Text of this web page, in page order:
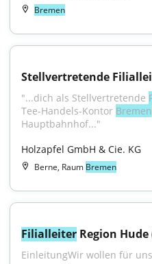
Bremen
Stellvertretende
"...dich als Stellvertretende
Tee-Handels-Kontor Bremen
Hauptbahnhof..."
Holzapfel GmbH & Cie. KG
Berne, Raum Bremen
Filialleiter Region
EinleitungWir wollen für